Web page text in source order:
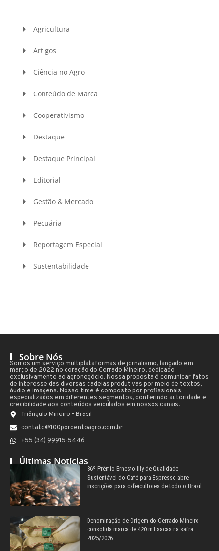
Agricultura
Artigos
Ciência no Agro
Conteúdo de Marca
Cooperativismo
Destaque
Destaque Principal
Editorial
Gestão & Mercado
Pecuária
Reportagem Especial
Sustentabilidade
Sobre Nós
Somos um serviço multiplataformas de jornalismo, lançado em
março de 2022 no coração do Cerrado Mineiro, dedicado
exclusivamente ao agronegócio. Nossa proposta é comunicar fatos
de interesse das diversas cadeias produtivas por meio de textos,
áudio e imagens. Nosso time é composto por profissionais
especializados em diferentes segmentos, conferindo autoridade e
credibilidade aos conteúdos veiculados em nossos canais.
Triângulo Mineiro - Brasil
contato@100porcentoagro.com.br
+55 (34) 99915-5446
Últimas Notícias
36º Prêmio Ernesto Illy de Qualidade
Sustentável do Café para Espresso abre
inscrições para cafeicultores de todo o Brasil
Denominação de Origem do Cerrado Mineiro
consolida marca de 420 mil sacas na safra
2025/2026